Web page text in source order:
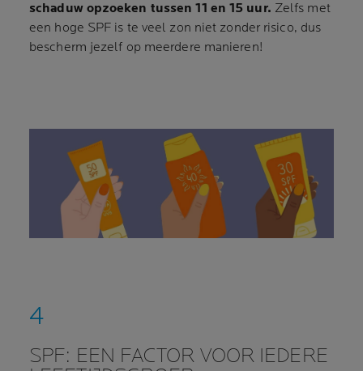
schaduw opzoeken tussen 11 en 15 uur. Zelfs met
een hoge SPF is te veel zon niet zonder risico, dus
bescherm jezelf op meerdere manieren!
SPF: EEN FACTOR VOOR IEDERE